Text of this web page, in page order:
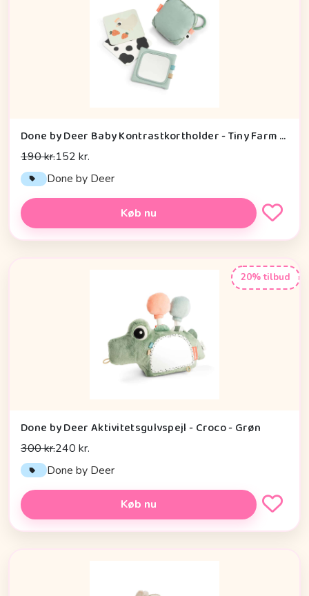
Done by Deer Baby Kontrastkortholder - Tiny Farm - Grøn
190 kr.152 kr.
Done by Deer
Køb nu
20% tilbud
Done by Deer Aktivitetsgulvspejl - Croco - Grøn
300 kr.240 kr.
Done by Deer
Køb nu